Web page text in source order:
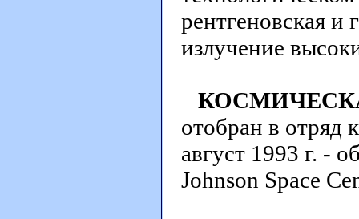
рентгеновская и
излучение
отобран в отряд
август 1993 г. -
Johnson Space